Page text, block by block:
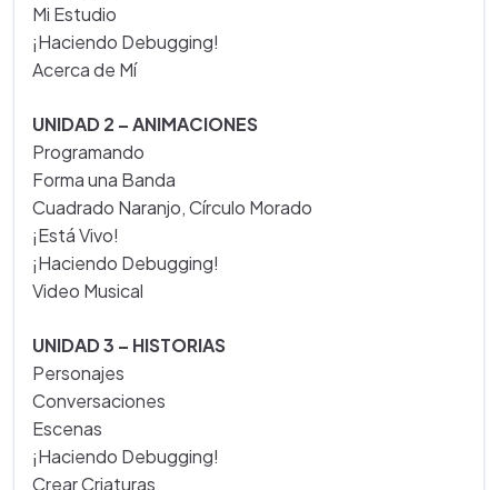
Mi Estudio
¡Haciendo Debugging!
Acerca de Mí
UNIDAD 2 – ANIMACIONES
Programando
Forma una Banda
Cuadrado Naranjo, Círculo Morado
¡Está Vivo!
¡Haciendo Debugging!
Video Musical
UNIDAD 3 – HISTORIAS
Personajes
Conversaciones
Escenas
¡Haciendo Debugging!
Crear Criaturas